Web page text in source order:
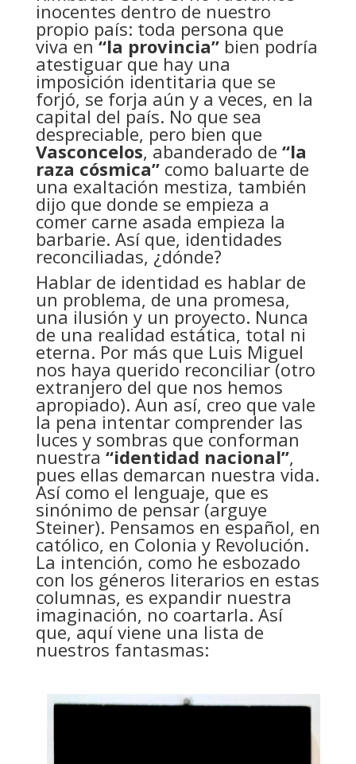
inocentes dentro de nuestro
propio país: toda persona que
viva en“la provincia”bien podría
atestiguar que hay una
imposición identitaria que se
forjó, se forja aún y a veces, en la
capital del país. No que sea
despreciable, pero bien que
Vasconcelos, abanderado de “la
raza cósmica”como baluarte de
una exaltación mestiza, también
dijo que donde se empieza a
comer carne asada empieza la
barbarie. Así que, identidades
reconciliadas, ¿dónde?
Hablar de identidad es hablar de
un problema, de una promesa,
una ilusión y un proyecto. Nunca
de una realidad estática, total ni
eterna. Por más que Luis Miguel
nos haya querido reconciliar (otro
extranjero del que nos hemos
apropiado). Aun así, creo que vale
la pena intentar comprender las
luces y sombras que conforman
nuestra “identidad nacional”,
pues ellas demarcan nuestra vida.
Así como el lenguaje, que es
sinónimo de pensar (arguye
Steiner). Pensamos en español, en
católico, en Colonia y Revolución.
La intención, como he esbozado
con los géneros literarios en estas
columnas, es expandir nuestra
imaginación, no coartarla. Así
que, aquí viene una lista de
nuestros fantasmas: